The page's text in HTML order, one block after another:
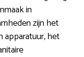
in
zijn het
apparatuur, het